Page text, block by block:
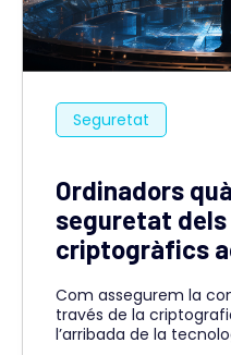
Seguretat
Ordinadors
seguretat
criptogràfics
Com assegurem la
través de la
l’arribada de la